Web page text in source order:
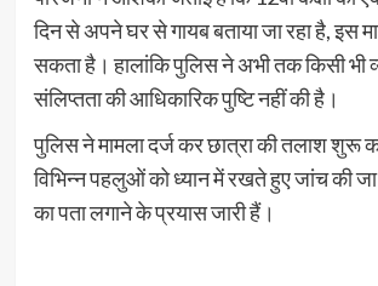
दिन से अपने घर से गायब बताया जा रहा है, इस
सकता है। हालांकि पुलिस ने अभी तक किसी भी
संलिप्तता की आधिकारिक पुष्टि नहीं की है।
पुलिस ने मामला दर्ज कर छात्रा की तलाश शुरू
विभिन्न पहलुओं को ध्यान में रखते हुए जांच की
का पता लगाने के प्रयास जारी हैं।